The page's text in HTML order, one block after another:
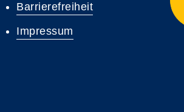
Barrierefreiheit
Impressum